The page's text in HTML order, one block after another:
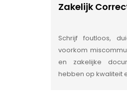
Zakelijk
Schrijf foutloos,
voorkom
en zakelijke
hebben op kwaliteit